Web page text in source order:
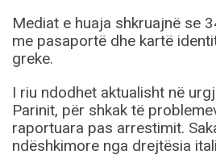
Mediat e huaja shkruajnë se
me pasaportë dhe kartë
greke.
I riu ndodhet aktualisht në
Parinit, për shkak të
raportuara pas arrestimit.
ndëshkimore nga drejtësia